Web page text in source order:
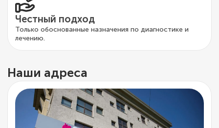
Честный подход
Только обоснованные назначения по диагностике и
лечению.
Наши адреса